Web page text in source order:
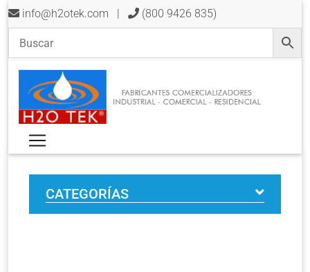
info@h2otek.com | (800 9426 835)
CATEGORÍAS